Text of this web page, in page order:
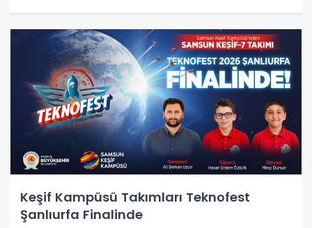
Keşif Kampüsü Takımları Teknofest
Şanlıurfa Finalinde